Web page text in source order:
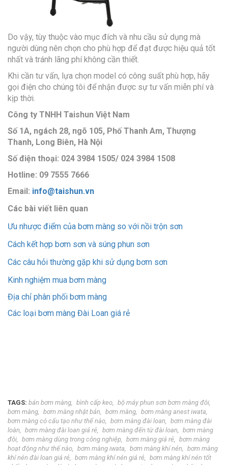
Do vậy, tùy thuộc vào mục đích và nhu cầu sử dụng mà
người dùng nên chọn cho phù hợp để đạt được hiệu quả tốt
nhất và tránh lãng phí không cần thiết.
Khi cần tư vấn, lựa chọn model có công suất phù hợp, hãy
gọi điện cho chúng tôi để nhận được sự tư vấn miễn phí và
kịp thời.
Công ty TNHH Taishun Việt Nam
Số 1A, ngách 28, ngõ 105, Phố Thanh Am, Thượng
Thanh, Long Biên, Hà Nội
Số điện thoại: 024 3984 1505/ 024 3984 1508
Hotline: 09 7555 7666
Email: info@taishun.vn
Các bài viết liên quan
Ưu nhược điểm của bơm màng so với nồi trộn sơn
Cách kết hợp bơm sơn và súng phun sơn
Các câu hỏi thường gặp khi sử dụng bơm sơn
Kinh nghiệm mua bơm màng
Địa chỉ phân phối bơm màng
Các loại bơm màng Đài Loan giá rẻ
TAGS: bán bơm màng bình cấp keo
bộ máy phun sơn bơm màng đôi
bơm màng
bơm màng nhật bản bơm màng
bơm màng anest iwata
bơm màng có cấu tạo như thế nào
bơm màng đài loan
bơm màng đài
loàn
bơm màng đài loan giá rẻ bơm màng đến từ đài loan
bơm màng
đôi
bơm màng dùng trong công nghiệp bơm màng giá rẻ
bơm màng
hoạt động như thế nào
bơm màng iwata bơm màng khí nén
bơm màng
khí nén đài loan giá rẻ
bơm màng khí nén giá rẻ
bơm màng khí nén tốt